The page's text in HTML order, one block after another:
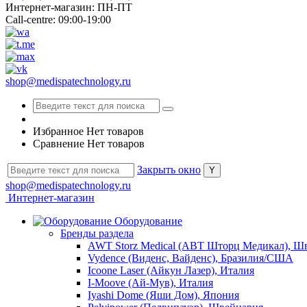
Интернет-магазин: ПН-ПТ
Call-centre: 09:00-19:00
shop@medispatechnology.ru
Избранное Нет товаров
Сравнение Нет товаров
Закрыть окно
shop@medispatechnology.ru
Интернет-магазин
Оборудование
Бренды раздела
AWT Storz Medical (АВТ Шторц Медикал),
Vydence (Виденс, Вайденс), Бразилия/США
Icoone Laser (Айкун Лазер), Италия
I-Moove (Ай-Мув), Италия
Iyashi Dome (Яши Дом), Япония